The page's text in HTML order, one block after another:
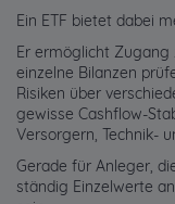
Ein ETF bietet dabei
Er ermöglicht Zugang
einzelne Bilanzen
Risiken über
gewisse Cashflow-
Versorgern, Technik-
Gerade für Anleger,
ständig Einzelwerte